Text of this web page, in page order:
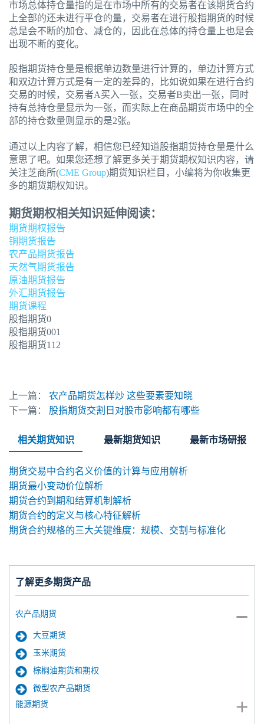
了解更多期货产品
农产品期货
大豆期货
玉米期货
棕榈油期货和期权
微型农产品期货
能源期货
市场总体持仓量指的是在市场中所有的交易者在该期货合约
上全部的还未进行平仓的量，交易者在进行股指期货的时候
总是会不断的加仓、减仓的，因此在总体的持仓量上也是会
出现不断的变化。
股指期货持仓量是根据单边数量进行计算的，单边计算方式
和双边计算方式是有一定的差异的，比如说如果在进行合约
交易的时候，交易者A买入一张，交易者B卖出一张，同时
持有总持仓量显示为一张，而实际上在商品期货市场中的全
部的持仓数量则显示的是2张。
通过以上内容了解，相信您已经知道股指期货持仓量是什么
意思了吧。如果您还想了解更多关于期货期权知识内容，请
关注芝商所(CME Group)期货知识栏目，小编将为你收集更
多的期货期权知识。
期货期权相关知识延伸阅读：
期货期权报告
铜期货报告
农产品期货报告
天然气期货报告
原油期货报告
外汇期货报告
期货课程
股指期货0
股指期货001
股指期货112
上一篇：
农产品期货怎样炒 这些要素要知晓
下一篇：
股指期货交割日对股市影响都有哪些
相关期货知识 最新期货知识 最新市场研报
期货交易中合约名义价值的计算与应用解析
期货最小变动价位解析
期货合约到期和结算机制解析
期货合约的定义与核心特征解析
期货合约规格的三大关键维度：规模、交割与标准化